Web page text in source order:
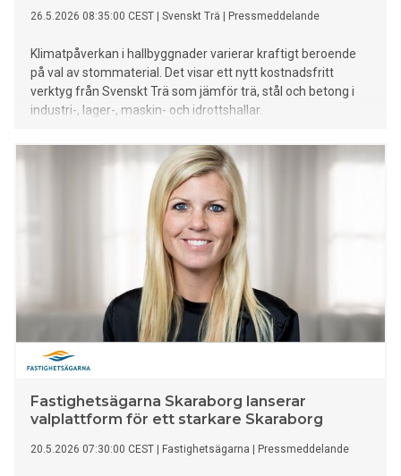
26.5.2026 08:35:00 CEST Svenskt Trä Pressmeddelande
Klimatpåverkan i hallbyggnader varierar kraftigt beroende
på val av stommaterial. Det visar ett nytt kostnadsfritt
verktyg från Svenskt Trä som jämför trä, stål och betong i
industri-, lager-, maskin- och idrottshallar.
Fastighetsägarna Skaraborg lanserar
valplattform för ett starkare Skaraborg
20.5.2026 07:30:00 CEST Fastighetsägarna Pressmeddelande